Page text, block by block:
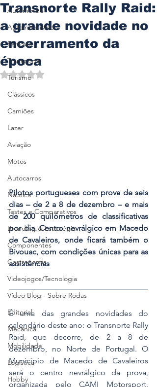
Automóveis
Automobilismo
Ferrovia
Transporte
Turismo
Clássicos
Camiões
Lazer
Aviação
Motos
Autocarros
Náutica
Testes e Comparativos
Branding & Estratégia
Componentes
Gastronomia
Videojogos/Tecnologia
Vídeo Blog - Sobre Rodas
Editorial
Mecânica
Mobilidade
Logística
Hobby
Transnorte Rally Raid:
a grande novidade no
encerramento da
época
Avaliado com NaN de 5 estrelas.
Pilotos portugueses com prova de seis
dias – de 2 a 8 de dezembro – e mais
de 200 quilómetros de classificativas
por dia. Centro nevrálgico em Macedo
de Cavaleiros, onde ficará também o
Bivouac, com condições únicas para as
assistências
É uma das grandes novidades do
calendário deste ano: o Transnorte Rally
Raid, que decorre, de 2 a 8 de
dezembro, no Norte de Portugal. O
Município de Macedo de Cavaleiros
será o centro nevrálgico da prova,
organizada pelo CAMI Motorsport,